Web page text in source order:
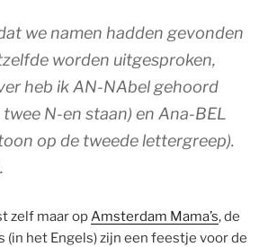
we namen hadden gevonden
worden uitgesproken,
heb ik AN-NAbel gehoord
N-en staan) en Ana-BEL
op de tweede lettergreep).
zelf maar opAmsterdam Mama’s, de
(in het Engels) zijn een feestje voor de